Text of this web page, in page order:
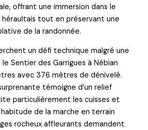
offrant une immersion dans le
tout en préservant une
de la randonnée.
un défi technique malgré une
Sentier des Garrigues à Nébian
avec 376 mètres de dénivelé.
témoigne d’un relief
particulièrement les cuisses et
de la marche en terrain
rocheux affleurants demandent